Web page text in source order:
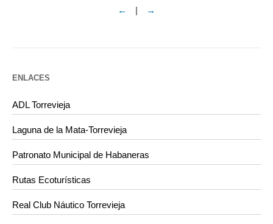
← | →
ENLACES
ADL Torrevieja
Laguna de la Mata-Torrevieja
Patronato Municipal de Habaneras
Rutas Ecoturísticas
Real Club Náutico Torrevieja